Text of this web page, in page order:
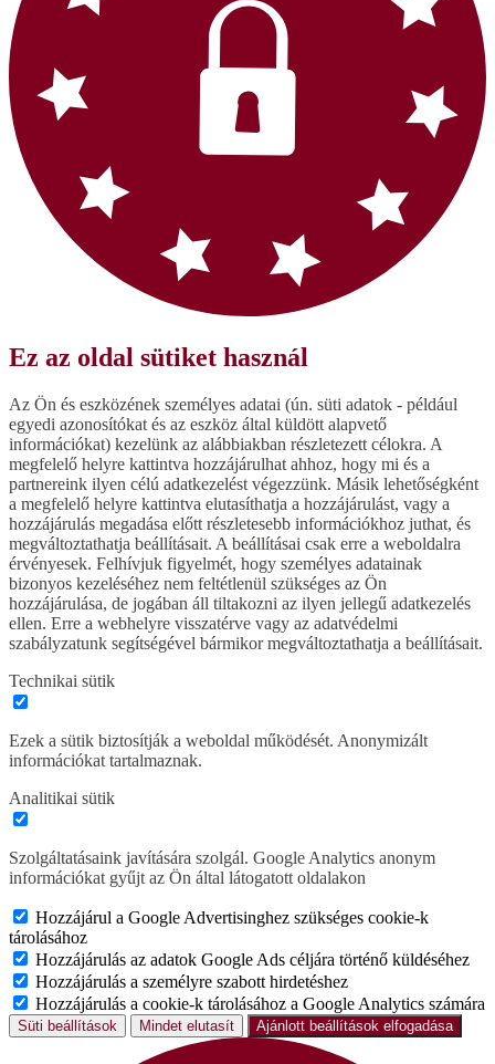
Ez az oldal sütiket használ
Az Ön és eszközének személyes adatai (ún. süti adatok - például
egyedi azonosítókat és az eszköz által küldött alapvető
információkat) kezelünk az alábbiakban részletezett célokra. A
megfelelő helyre kattintva hozzájárulhat ahhoz, hogy mi és a
partnereink ilyen célú adatkezelést végezzünk. Másik lehetőségként
a megfelelő helyre kattintva elutasíthatja a hozzájárulást, vagy a
hozzájárulás megadása előtt részletesebb információkhoz juthat, és
megváltoztathatja beállításait. A beállításai csak erre a weboldalra
érvényesek. Felhívjuk figyelmét, hogy személyes adatainak
bizonyos kezeléséhez nem feltétlenül szükséges az Ön
hozzájárulása, de jogában áll tiltakozni az ilyen jellegű adatkezelés
ellen. Erre a webhelyre visszatérve vagy az adatvédelmi
szabályzatunk segítségével bármikor megváltoztathatja a beállításait.
Technikai sütik
Ezek a sütik biztosítják a weboldal működését. Anonymizált
információkat tartalmaznak.
Analitikai sütik
Szolgáltatásaink javítására szolgál. Google Analytics anonym
információkat gyűjt az Ön által látogatott oldalakon
Hozzájárul a Google Advertisinghez szükséges cookie-k
tárolásához
Hozzájárulás az adatok Google Ads céljára történő küldéséhez
Hozzájárulás a személyre szabott hirdetéshez
Hozzájárulás a cookie-k tárolásához a Google Analytics számára
Süti beállítások Mindet elutasít Ajánlott beállítások elfogadása